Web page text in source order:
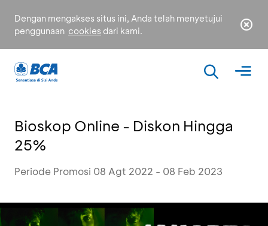
Dengan mengakses situs ini, Anda telah menyetujui
penggunaan cookies dari kami.
Bioskop Online - Diskon Hingga
25%
Periode Promosi 08 Agt 2022 - 08 Feb 2023